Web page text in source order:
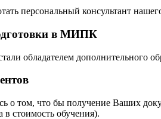
персональный консультант
в МИПК
обладателем дополнительного
о том, что бы получение Ваших
в стоимость обучения).